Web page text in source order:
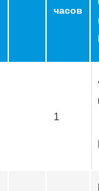
часов
1